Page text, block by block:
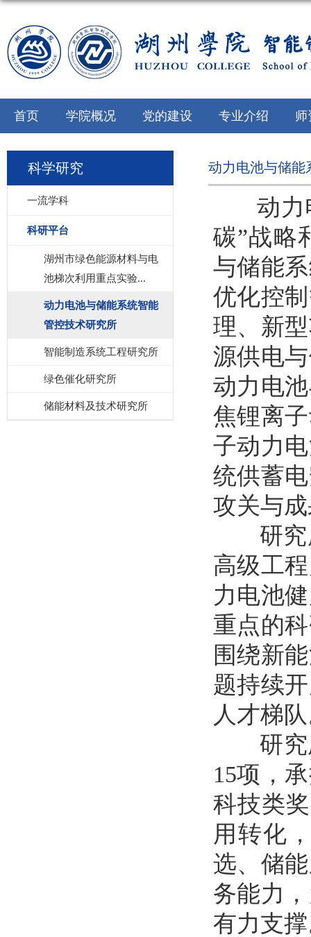
首页 学院概况 党的建设 专业介绍 师
科学研究
一流学科
科研平台
湖州市绿色能源材料与电
池梯次利用重点实验...
动力电池与储能系统智能
管控技术研究所
智能制造系统工程研究所
绿色催化研究所
储能材料及技术研究所
动力电池与储能
动力电
碳”战略
与储能
优化控
理、新
源供电
动力电
焦锂离
子动力
统供蓄
攻关与
研
高级工
力电池
重点的
围绕新
题持续
人才梯
研
15项，
科技类
用转化
选、储
务能力
有力支